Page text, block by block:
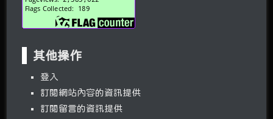
其他操作
登入
訂閱網站內容的資訊提供
訂閱留言的資訊提供